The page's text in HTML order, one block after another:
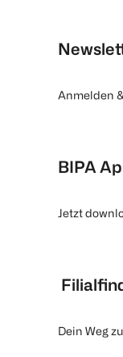
Anmelden
BIPA
Jetzt
Dein Weg